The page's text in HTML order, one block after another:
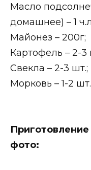
Масло
домашнее) – 1
Майонез – 200г;
Картофель – 2-3
Свекла – 2-3 шт.;
Морковь – 1-2 шт.
фото: